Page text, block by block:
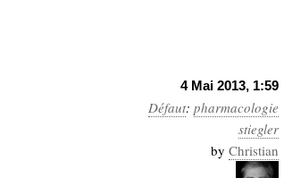
4 Mai 2013, 1:59
Défaut: pharmacologie
stiegler
by Christian